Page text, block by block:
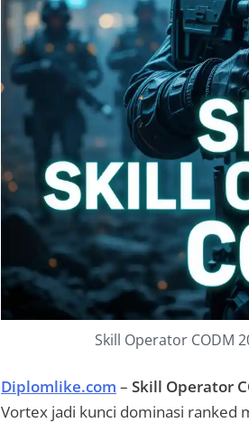
Skill Operator CODM
Diplomlike.com – Skill Operator
Vortex jadi kunci dominasi ranked